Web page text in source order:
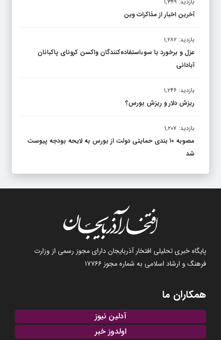
آخرین اخبار از مذاکرات وین
بازدید: ۱,۲۸۲
عزل و برخورد با سوءاستفاده‌کنندگان واکسن کرونای پاکبانان
آبادانی
بازدید: ۱,۲۴۶
ریزش دلار و ریزش بورس؟
بازدید: ۱,۲۰۷
مصوبه ۱۰ بندی حمایتی دولت از بورس به لایحه بودجه پیوست
شد
پایگاه خبری تحلیلی افتخار آذربایجان دارای مجوز رسمی از وزارت
فرهنگ و ارشاد اسلامی به شماره مجوز ۱۷۷۶۶
همکاران ما
آدلین نیوز
اولدوز خبر